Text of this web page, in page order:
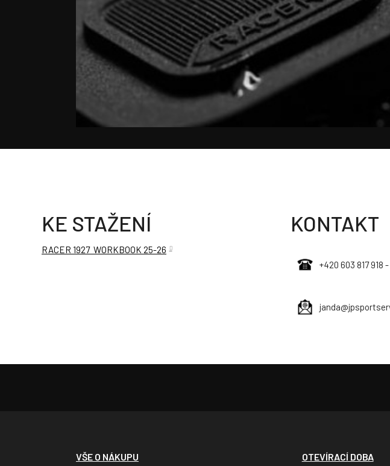
KE STAŽENÍ
RACER 1927 WORKBOOK 25-26
KONTAKT
+420 603 817 918
VŠE O NÁKUPU OTEVÍRACÍ DOBA